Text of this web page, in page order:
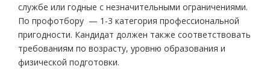
службе или годные с незначительными ограничениями.
По профотбору — 1-3 категория профессиональной
пригодности. Кандидат должен также соответствовать
требованиям по возрасту, уровню образования и
физической подготовки.